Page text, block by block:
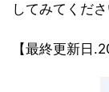
してみてくださ
【最終更新日